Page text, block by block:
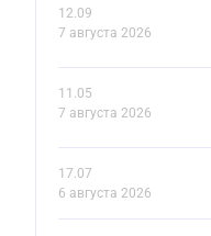
12.09
7 августа 2026
11.05
7 августа 2026
17.07
6 августа 2026